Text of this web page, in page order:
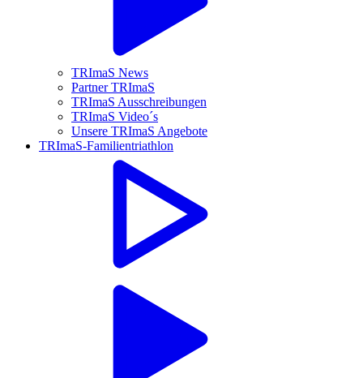
TRImaS News
Partner TRImaS
TRImaS Ausschreibungen
TRImaS Video´s
Unsere TRImaS Angebote
TRImaS-Familientriathlon